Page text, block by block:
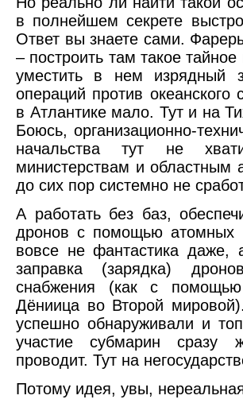
в полнейшем секрете
Ответ вы знаете сами.
– построить там такое
уместить в нем изрядный
операций против
в Атлантике мало. Тут и на
Боюсь, организационно-
начальства тут не
министерствам и областным
до сих пор системно не
А работать без баз,
дронов с помощью атомных
вовсе не фантастика даже,
заправка (зарядка)
снабжения (как с
Дёниица во Второй
успешно обнаруживали и
участие субмарин сразу
проводит. Тут на
Потому идея, увы,